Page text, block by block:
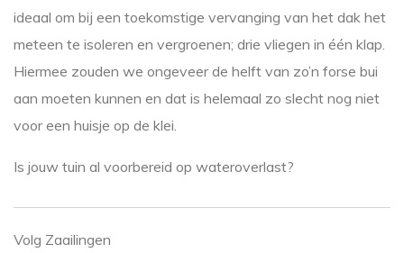
ideaal om bij een toekomstige vervanging van het dak het
meteen te isoleren en vergroenen; drie vliegen in één klap.
Hiermee zouden we ongeveer de helft van zo’n forse bui
aan moeten kunnen en dat is helemaal zo slecht nog niet
voor een huisje op de klei.
Is jouw tuin al voorbereid op wateroverlast?
Volg Zaailingen